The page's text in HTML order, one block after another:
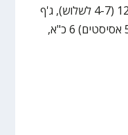
(4-7 לשלוש) 14 כ"א, דקוואן קוק 12 (4-7 לשלוש), ג'ף
אדריאן 9, ג'רל מקניל ופול סטול (5 אסיסטים) 6 כ"א,